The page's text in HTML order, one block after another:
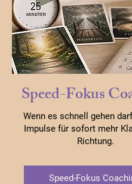
Speed-Fokus
Wenn es schnell gehen
Impulse für sofort mehr
Richtung.
Speed-Fokus